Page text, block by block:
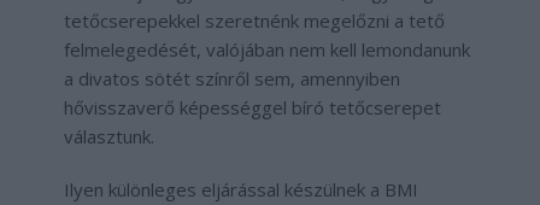
tetőcserepekkel szeretnénk megelőzni a tető
felmelegedését, valójában nem kell lemondanunk
a divatos sötét színről sem, amennyiben
hővisszaverő képességgel bíró tetőcserepet
választunk.
Ilyen különleges eljárással készülnek a BMI